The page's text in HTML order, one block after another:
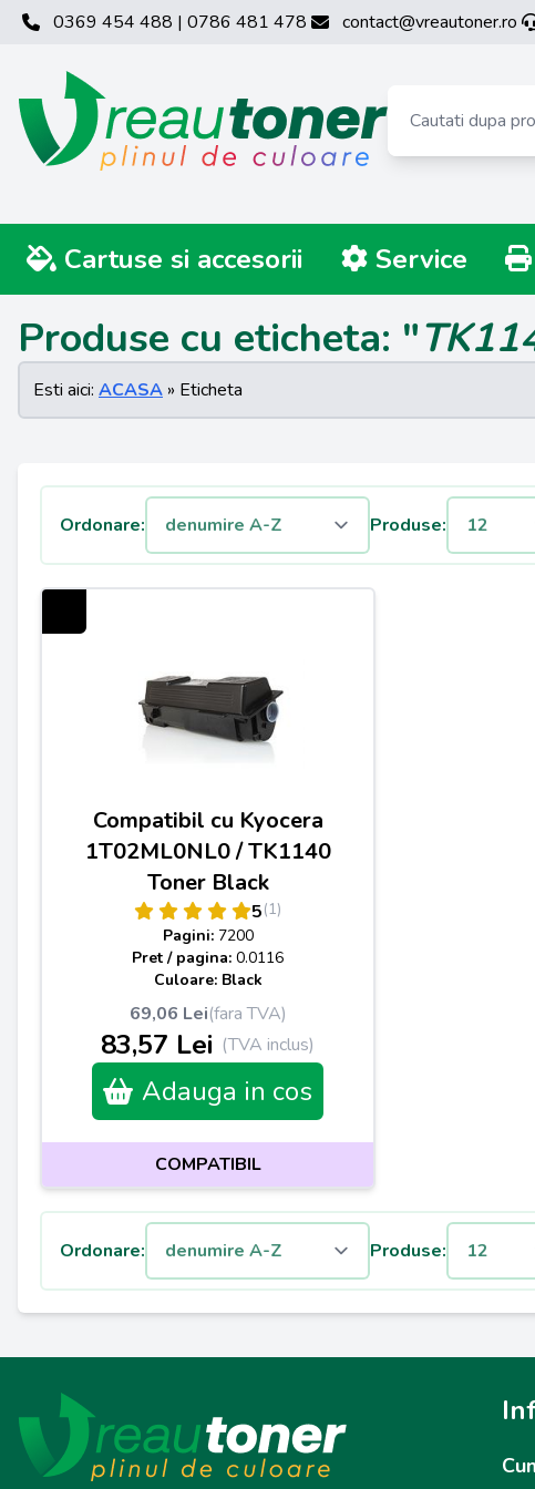
0369 454 488 | 0786 481 478 contact@vreautoner.ro
Cartuse si accesorii Service
Produse cu eticheta: "
Esti aici: ACASA » Eticheta
Ordonare: Produse:
Compatibil cu Kyocera
1T02ML0NL0 / TK1140
Toner Black
5(1)
Pagini: 7200
Pret / pagina: 0.0116
Culoare: Black
69,06 Lei(fara TVA)
83,57 Lei (TVA inclus)
Adauga in cos
COMPATIBIL
Ordonare: Produse: